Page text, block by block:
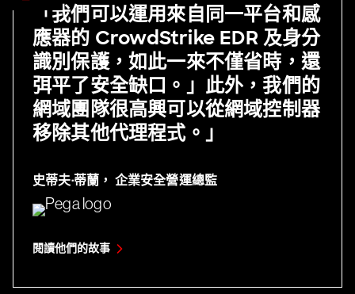
「我們可以運用來自同一平台和感
應器的 CrowdStrike EDR 及身分
識別保護，如此一來不僅省時，還
弭平了安全缺口。」此外，我們的
網域團隊很高興可以從網域控制器
移除其他代理程式。」
史蒂夫·蒂蘭， 企業安全營運總監
閱讀他們的故事